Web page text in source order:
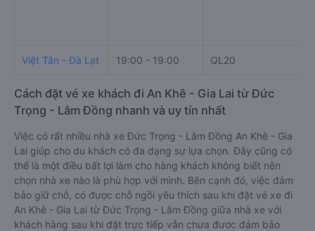
Việt Tân - Đà Lạt 19:00 - 19:00 QL20
Cách đặt vé xe khách đi An Khê - Gia Lai từ Đức
Trọng - Lâm Đồng nhanh và uy tín nhất
Việc có rất nhiều nhà xe Đức Trọng - Lâm Đồng An Khê - Gia
Lai giúp cho du khách có đa dạng sự lựa chọn. Đây cũng có
thể là một điều bất lợi làm cho hàng khách không biết nên
chọn nhà xe nào là phù hợp với mình. Bên cạnh đó, việc đảm
bảo giữ chỗ, có được chỗ ngồi yêu thích sau khi đặt vé xe đi
An Khê - Gia Lai từ Đức Trọng - Lâm Đồng giữa nhà xe với
khách hàng sau khi đặt trực tiếp vẫn chưa được đảm bảo